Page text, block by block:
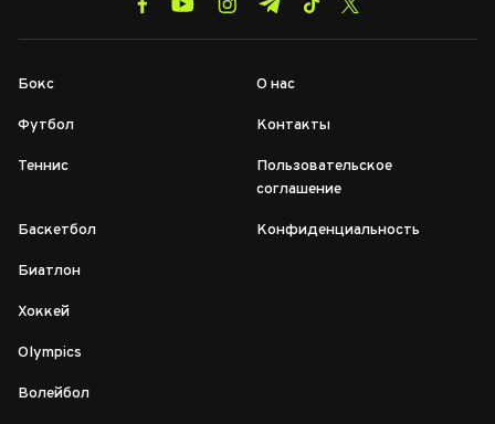
Бокс
Футбол
Теннис
Баскетбол
Биатлон
Хоккей
Olympics
Волейбол
О нас
Контакты
Пользовательское
соглашение
Конфиденциальность